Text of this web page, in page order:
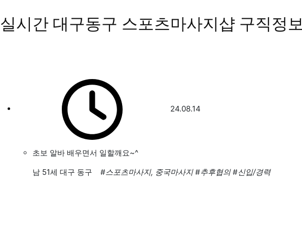
실시간 대구동구 스포츠마사지샵 구직정보
24.08.14
초보 알바 배우면서 일할깨요~^
남 51세 대구 동구 #스포츠마사지, 중국마사지 #추후협의 #신입/경력